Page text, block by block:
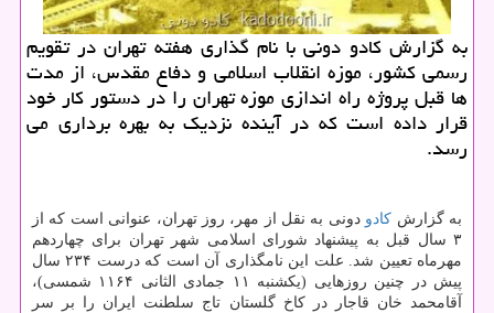
به گزارش كادو دونی با نام گذاری هفته تهران در تقویم
رسمی كشور، موزه انقلاب اسلامی و دفاع مقدس، از مدت
ها قبل پروژه راه اندازی موزه تهران را در دستور كار خود
قرار داده است كه در آینده نزدیك به بهره برداری می
رسد.
به گزارش كادو دونی به نقل از مهر، روز تهران، عنوانی است كه از
۳ سال قبل به پیشنهاد شورای اسلامی شهر تهران برای چهاردهم
مهرماه تعیین شد. علت این نامگذاری آن است كه درست ۲۳۴ سال
پیش در چنین روزهایی (یكشنبه ۱۱ جمادی الثانی ۱۱۶۴ شمسی)،
آقامحمد خان قاجار در كاخ گلستان تاج سلطنت ایران را بر سر